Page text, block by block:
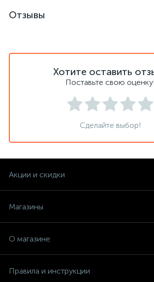
Отзывы
Хотите оставить
Поставьте свою оценку!
Сделайте выбор!
Акции и скидки
Магазины
О магазине
Правила и инструкции